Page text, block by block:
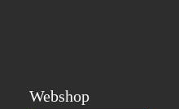
Webshop